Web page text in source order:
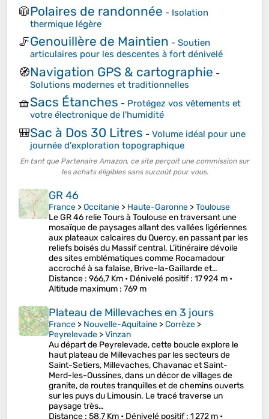
🧥Polaires de randonnée - Isolation
thermique légère
🦵Genouillère de Maintien - Soutien
articulaires pour les descentes à fort dénivelé
🧭Navigation GPS & cartographie -
Solutions modernes et traditionnelles
🧺Sacs Étanches - Protégez vos vêtements et
votre électronique de l'humidité
🎒Sac à Dos 30 Litres - Volume idéal pour une
journée d'exploration topographique
En tant que Partenaire Amazon, ce site perçoit une commission sur
les achats éligibles sans surcoût pour vous.
GR 46
France >Occitanie > Haute-Garonne >Toulouse
Le GR 46 relie Tours à Toulouse en traversant une
mosaïque de paysages allant des vallées ligériennes
aux plateaux calcaires du Quercy, en passant par les
reliefs boisés du Massif central. L’itinéraire dévoile
des sites emblématiques comme Rocamadour
accroché à sa falaise, Brive-la-Gaillarde et…
Distance : 966,7 Km • Dénivelé positif: 17 924 m •
Altitude maximum : 769 m
Plateau de Millevaches en 3 jours
France > Nouvelle-Aquitaine >Corrèze >
Peyrelevade >Vinzan
Au départ de Peyrelevade, cette boucle explore le
haut plateau de Millevaches par les secteurs de
Saint-Setiers, Millevaches, Chavanac et Saint-
Merd-les-Oussines, dans un décor de villages de
granite, de routes tranquilles et de chemins ouverts
sur les puys du Limousin. Le tracé traverse un
paysage très…
Distance : 58,7 Km • Dénivelé positif: 1 272 m •